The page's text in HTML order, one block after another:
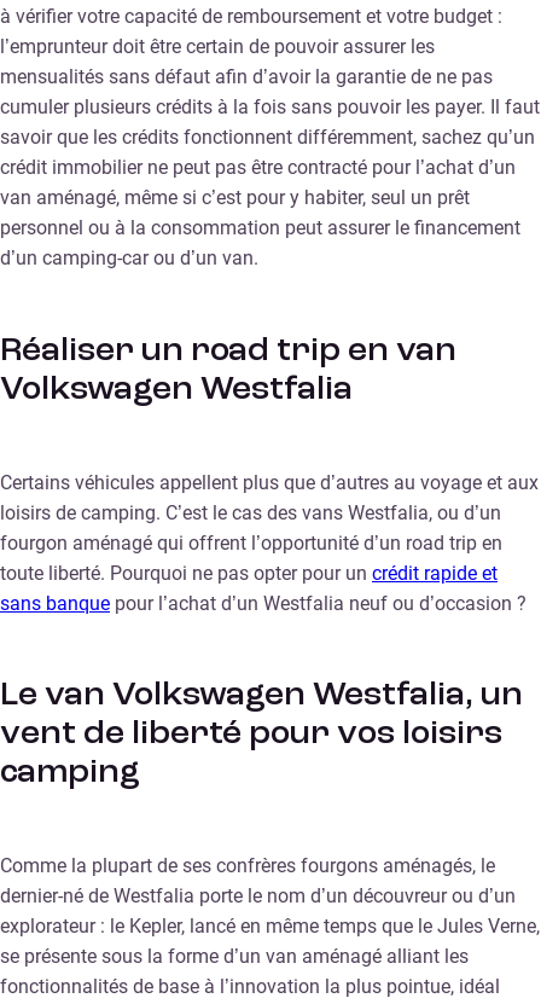
à vérifier votre capacité de remboursement et votre budget :
l’emprunteur doit être certain de pouvoir assurer les
mensualités sans défaut afin d’avoir la garantie de ne pas
cumuler plusieurs crédits à la fois sans pouvoir les payer. Il faut
savoir que les crédits fonctionnent différemment, sachez qu’un
crédit immobilier ne peut pas être contracté pour l’achat d’un
van aménagé, même si c’est pour y habiter, seul un prêt
personnel ou à la consommation peut assurer le financement
d’un camping-car ou d’un van.
Réaliser un road trip en van
Volkswagen Westfalia
Certains véhicules appellent plus que d’autres au voyage et aux
loisirs de camping. C’est le cas des vans Westfalia, ou d’un
fourgon aménagé qui offrent l’opportunité d’un road trip en
toute liberté. Pourquoi ne pas opter pour un crédit rapide et
sans banque pour l’achat d’un Westfalia neuf ou d’occasion ?
Le van Volkswagen Westfalia, un
vent de liberté pour vos loisirs
camping
Comme la plupart de ses confrères fourgons aménagés, le
dernier-né de Westfalia porte le nom d’un découvreur ou d’un
explorateur : le Kepler, lancé en même temps que le Jules Verne,
se présente sous la forme d’un van aménagé alliant les
fonctionnalités de base à l’innovation la plus pointue, idéal